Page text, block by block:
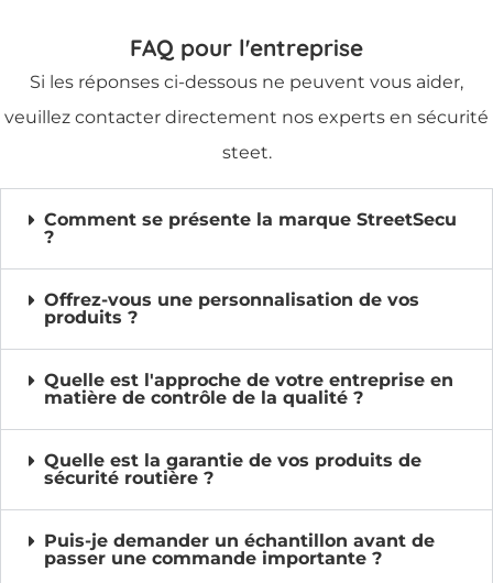
FAQ pour l'entreprise
Si les réponses ci-dessous ne peuvent vous aider,
veuillez contacter directement nos experts en sécurité
steet.
Comment se présente la marque StreetSecu
?
Offrez-vous une personnalisation de vos
produits ?
Quelle est l'approche de votre entreprise en
matière de contrôle de la qualité ?
Quelle est la garantie de vos produits de
sécurité routière ?
Puis-je demander un échantillon avant de
passer une commande importante ?